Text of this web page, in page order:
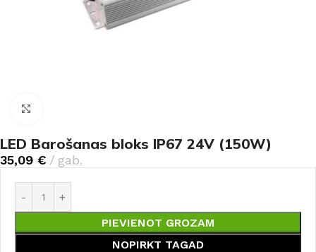
LED Barošanas bloks IP67 24V (150W)
35,09 € gab.
PIEVIENOT GROZAM
NOPIRKT TAGAD